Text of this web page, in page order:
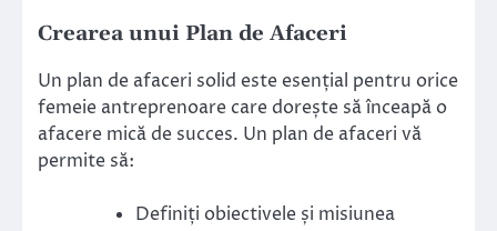
Crearea unui Plan de Afaceri
Un plan de afaceri solid este esențial pentru orice
femeie antreprenoare care dorește să înceapă o
afacere mică de succes. Un plan de afaceri vă
permite să:
Definiți obiectivele și misiunea